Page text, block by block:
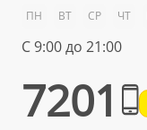
ПН ВТ СР ЧТ
С 9:00 до 21:00
7201